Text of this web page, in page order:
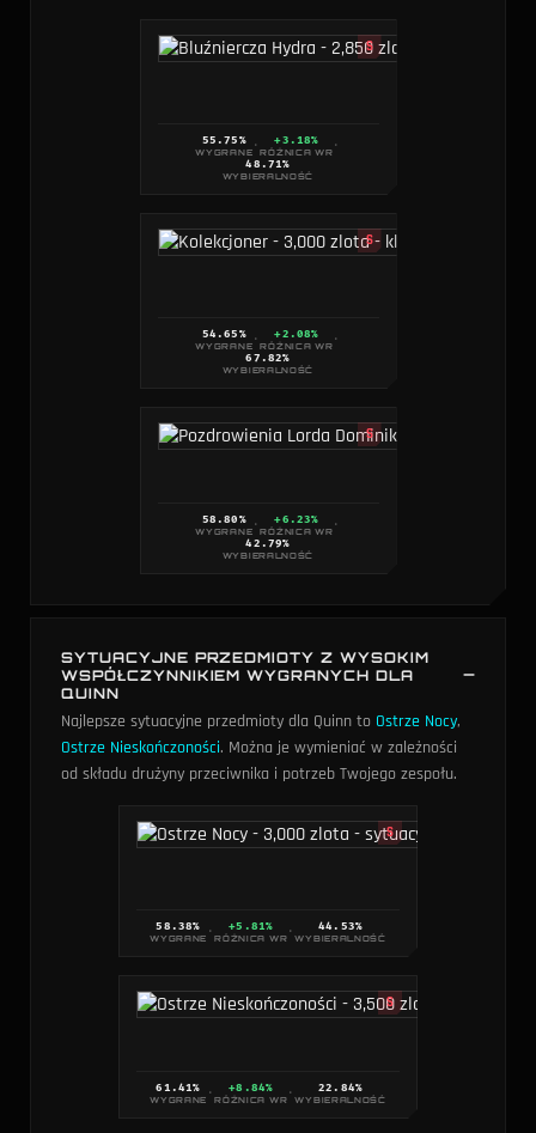
S
55.75%
WYGRANE · +3.18%
RÓŻNICA WR ·
48.71%
WYBIERALNOŚĆ
S
54.65%
WYGRANE · +2.08%
RÓŻNICA WR ·
67.82%
WYBIERALNOŚĆ
S
58.80%
WYGRANE · +6.23%
RÓŻNICA WR ·
42.79%
WYBIERALNOŚĆ
SYTUACYJNE PRZEDMIOTY Z WYSOKIM
WSPÓŁCZYNNIKIEM WYGRANYCH DLA
QUINN
Najlepsze sytuacyjne przedmioty dla Quinn to Ostrze Nocy,
Ostrze Nieskończoności. Można je wymieniać w zależności
od składu drużyny przeciwnika i potrzeb Twojego zespołu.
S
58.38%
WYGRANE · +5.81%
RÓŻNICA WR · 44.53%
WYBIERALNOŚĆ
S
61.41%
WYGRANE · +8.84%
RÓŻNICA WR · 22.84%
WYBIERALNOŚĆ